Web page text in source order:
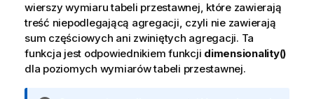
wierszy wymiaru tabeli przestawnej, które zawierają
treść niepodlegającą agregacji, czyli nie zawierają
sum częściowych ani zwiniętych agregacji. Ta
funkcja jest odpowiednikiem funkcji dimensionality()
dla poziomych wymiarów tabeli przestawnej.